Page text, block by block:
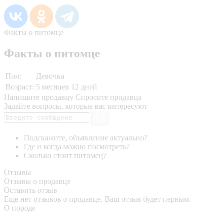
Факты о питомце
Факты о питомце
Пол:
Девочка
Возраст: 5 месяцев 12 дней
Напишите продавцу Спросите продавца
Задайте вопросы, которые вас интересуют
Подскажите, объявление актуально?
Где и когда можно посмотреть?
Сколько стоит питомец?
Отзывы
Отзывы о продавце
Оставить отзыв
Еще нет отзывов о продавце. Ваш отзыв будет первым.
О породе